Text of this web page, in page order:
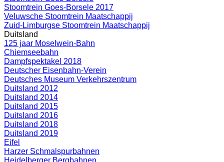
Stoomtrein Goes-Borsele 2017
Veluwsche Stoomtrein Maatschappij
Zuid-Limburgse Stoomtrein Maatschappij
Duitsland
125 jaar Moselwein-Bahn
Chiemseebahn
Dampfspektakel 2018
Deutscher Eisenbahn-Verein
Deutsches Museum Verkehrszentrum
Duitsland 2012
Duitsland 2014
Duitsland 2015
Duitsland 2016
Duitsland 2018
Duitsland 2019
Eifel
Harzer Schmalspurbahnen
Heidelberger Bergbahnen